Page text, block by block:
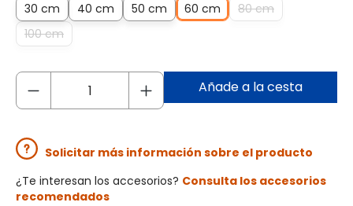
30 cm 40 cm 50 cm 60 cm
80 cm
100 cm
Añade a la cesta
Solicitar más información sobre el producto
¿Te interesan los accesorios? Consulta los accesorios
recomendados